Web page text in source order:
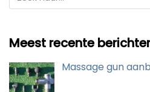
Meest recente
Massage gun